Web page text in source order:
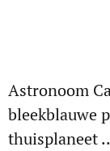
Astronoom
bleekblauwe
thuisplaneet